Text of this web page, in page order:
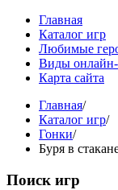
Главная
Каталог игр
Любимые
Виды
Карта сайта
Главная/
Каталог игр/
Гонки/
Буря в
Поиск игр